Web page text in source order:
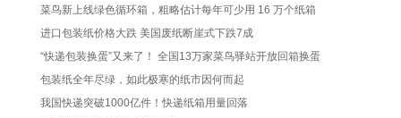
菜鸟新上线绿色循环箱，粗略估计每年可少用 16 万个纸箱
进口包装纸价格大跌 美国废纸断崖式下跌7成
“快递包装换蛋”又来了！ 全国13万家菜鸟驿站开放回箱换蛋
包装纸全年尽绿，如此极寒的纸市因何而起
我国快递突破1000亿件！快递纸箱用量回落